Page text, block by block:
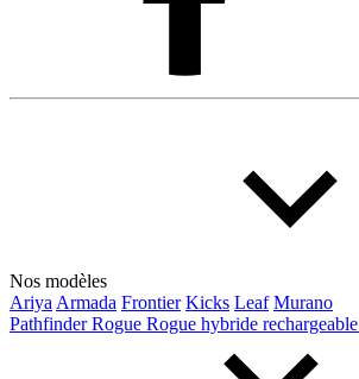
Nos modèles
Ariya Armada Frontier Kicks Leaf Murano
PathfinderRogue Rogue hybride rechargeable